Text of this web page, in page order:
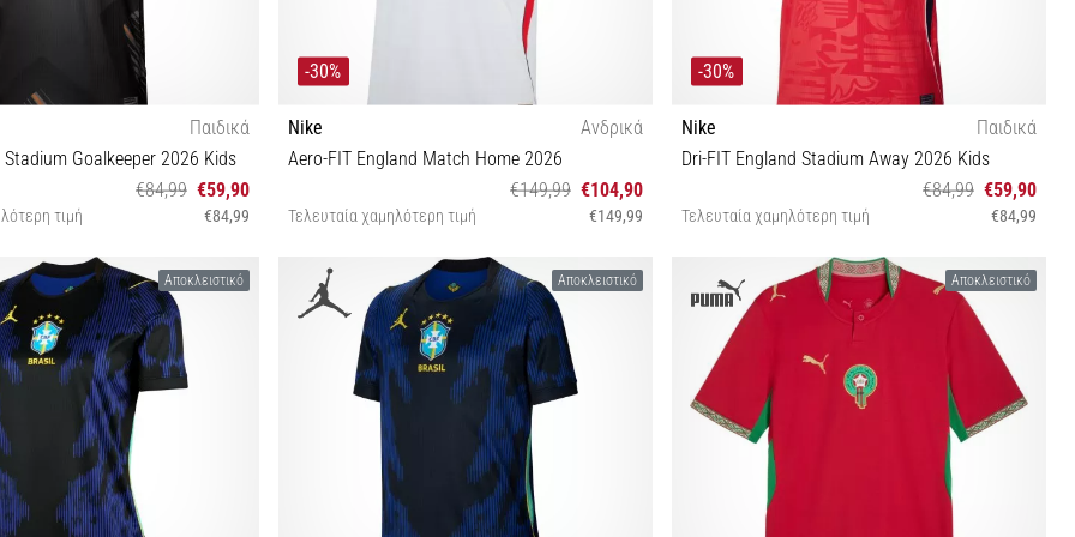
Παιδικά
Stadium Goalkeeper 2026 Kids
€84,99 €59,90
τιμή €84,99
S (128-137 cm)
-30%
Nike
Ανδρικά
Aero-FIT England Match Home 2026
€149,99 €104,90
Τελευταία χαμηλότερη τιμή €149,99
L
-30%
Nike
Παιδικά
Dri-FIT England Stadium Away 2026 Kids
€84,99 €59,90
Τελευταία χαμηλότερη τιμή €84,99
S (128-137 cm) M (137-147 cm)
Αποκλειστικό Αποκλειστικό Αποκλειστικό